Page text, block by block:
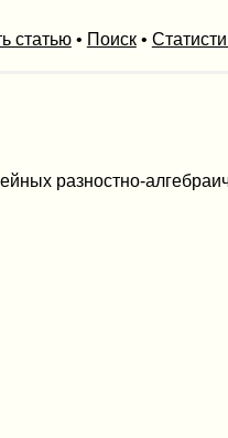
статью• Поиск•
разностно-